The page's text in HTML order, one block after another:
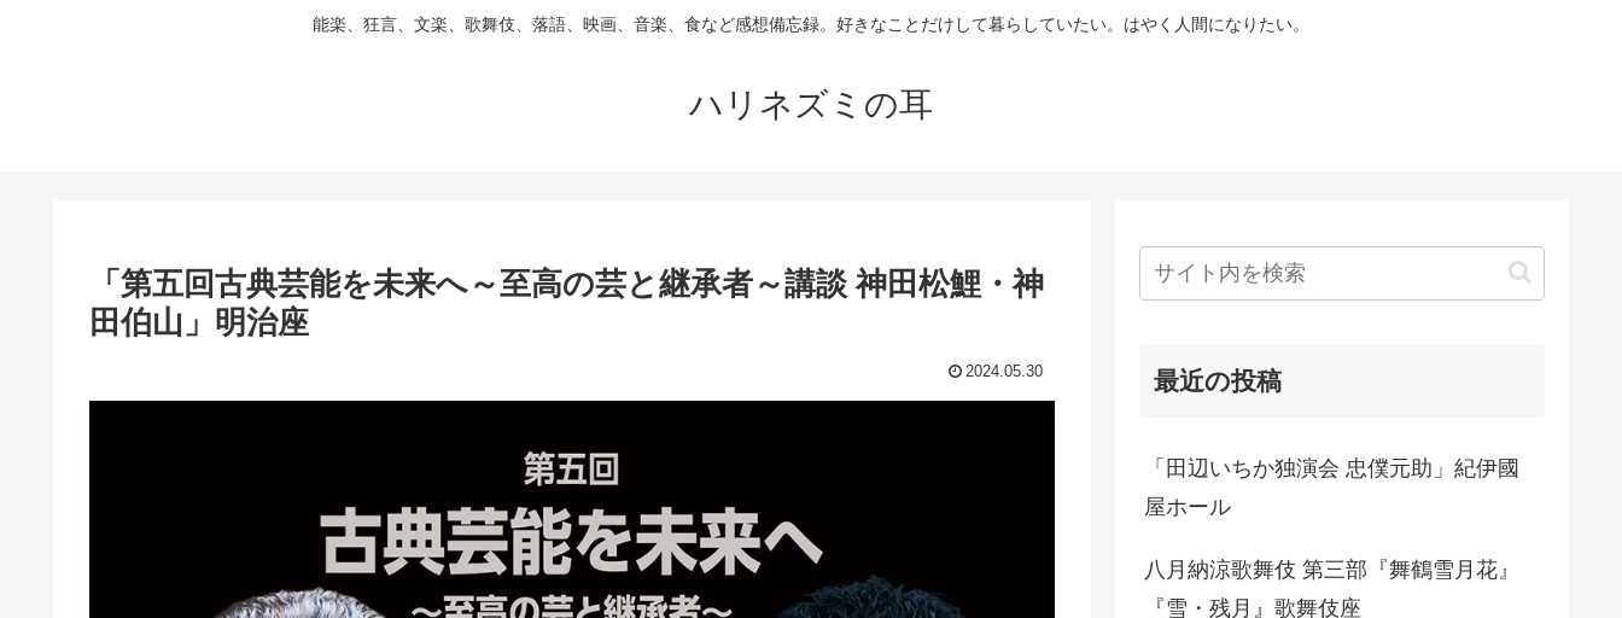
能楽、狂言、文楽、歌舞伎、落語、映画、音楽、食など感想備忘録。好きなことだけして暮らしていたい。はやく人間になりたい。
ハリネズミの耳
「第五回古典芸能を未来へ～至高の芸と継承者～講談 神田松鯉・神
田伯山」明治座
2024.05.30 最近の投稿
「田辺いちか独演会 忠僕元助」紀伊國
屋ホール
八月納涼歌舞伎 第三部『舞鶴雪月花』
『雪・残月』歌舞伎座